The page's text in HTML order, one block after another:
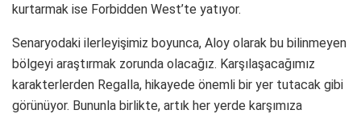
kurtarmak ise Forbidden West’te yatıyor.
Senaryodaki ilerleyişimiz boyunca, Aloy olarak bu bilinmeyen
bölgeyi araştırmak zorunda olacağız. Karşılaşacağımız
karakterlerden Regalla, hikayede önemli bir yer tutacak gibi
görünüyor. Bununla birlikte, artık her yerde karşımıza